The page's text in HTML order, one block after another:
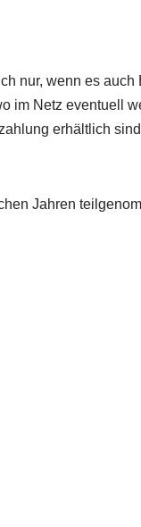
nur, wenn es
im Netz eventuell
erhältlich
Jahren